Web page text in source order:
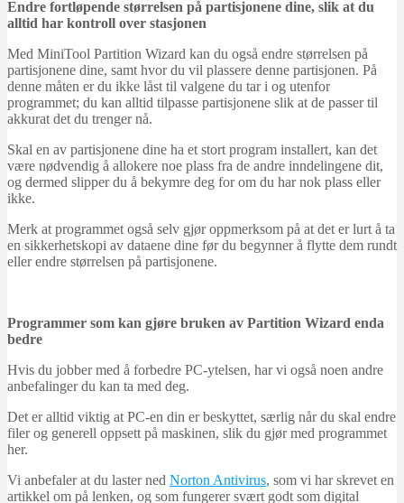
Endre fortløpende størrelsen på partisjonene dine, slik at du
alltid har kontroll over stasjonen
Med MiniTool Partition Wizard kan du også endre størrelsen på
partisjonene dine, samt hvor du vil plassere denne partisjonen. På
denne måten er du ikke låst til valgene du tar i og utenfor
programmet; du kan alltid tilpasse partisjonene slik at de passer til
akkurat det du trenger nå.
Skal en av partisjonene dine ha et stort program installert, kan det
være nødvendig å allokere noe plass fra de andre inndelingene dit,
og dermed slipper du å bekymre deg for om du har nok plass eller
ikke.
Merk at programmet også selv gjør oppmerksom på at det er lurt å ta
en sikkerhetskopi av dataene dine før du begynner å flytte dem rundt
eller endre størrelsen på partisjonene.
Programmer som kan gjøre bruken av Partition Wizard enda
bedre
Hvis du jobber med å forbedre PC-ytelsen, har vi også noen andre
anbefalinger du kan ta med deg.
Det er alltid viktig at PC-en din er beskyttet, særlig når du skal endre
filer og generell oppsett på maskinen, slik du gjør med programmet
her.
Vi anbefaler at du laster ned Norton Antivirus, som vi har skrevet en
artikkel om på lenken, og som fungerer svært godt som digital